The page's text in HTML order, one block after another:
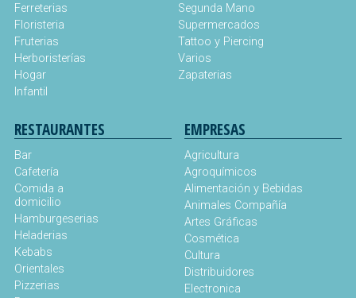
Ferreterias
Floristeria
Fruterias
Herboristerías
Hogar
Infantil
Segunda Mano
Supermercados
Tattoo y Piercing
Varios
Zapaterias
RESTAURANTES
Bar
Cafetería
Comida a
domicilio
Hamburgeserias
Heladerias
Kebabs
Orientales
Pizzerias
EMPRESAS
Agricultura
Agroquímicos
Alimentación y Bebidas
Animales Compañía
Artes Gráficas
Cosmética
Cultura
Distribuidores
Electronica